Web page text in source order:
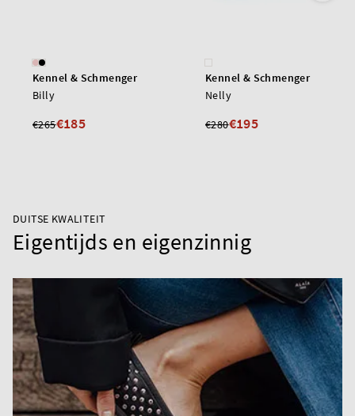
Kennel & Schmenger
Billy
€265€185
Kennel & Schmenger
Nelly
€280€195
DUITSE KWALITEIT
Eigentijds en eigenzinnig